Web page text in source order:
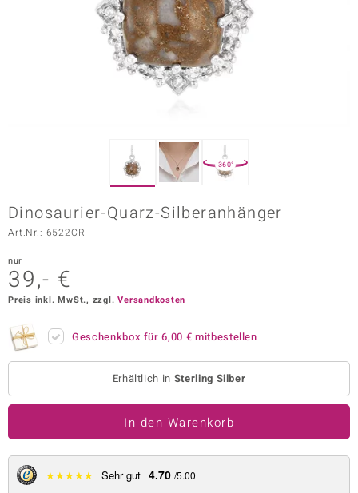
Collection
360°
Dinosaurier-Quarz-Silberanhänger
Art.Nr.: 6522CR
nur
39,- €
Preis inkl. MwSt., zzgl.Versandkosten
Geschenkbox für6,00 € mitbestellen
Erhältlich in Sterling Silber
In den Warenkorb
★★★★★ Sehr gut 4.70 /5.00